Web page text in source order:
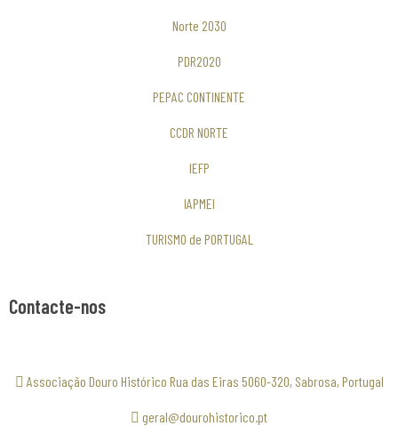
Norte 2030
PDR2020
PEPAC CONTINENTE
CCDR NORTE
IEFP
IAPMEI
TURISMO de PORTUGAL
Contacte-nos
Associação Douro Histórico Rua das Eiras 5060-320, Sabrosa, Portugal
geral@dourohistorico.pt